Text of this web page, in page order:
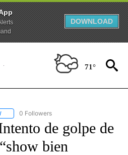
DOWNLOAD
71°
FOLLOW "CNN - SPANISH" TO RECEIVE
0 Followers
de golpe de
bien